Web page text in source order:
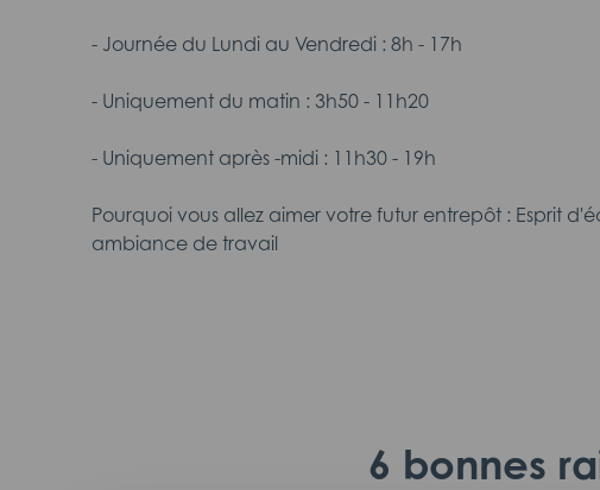
- Journée du Lundi au Vendredi : 8h - 17h
- Uniquement du matin : 3h50 - 11h20
- Uniquement après -midi : 11h30 - 19h
Pourquoi vous allez aimer votre futur entrepôt : Esprit
ambiance de travail
6 bonnes